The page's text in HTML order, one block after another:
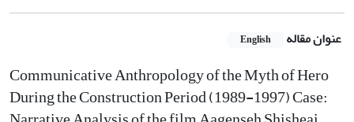
عنوان مقاله English
Communicative Anthropology of the Myth of Hero
During the Construction Period (1989-1997) Case: